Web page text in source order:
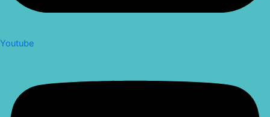
Youtube